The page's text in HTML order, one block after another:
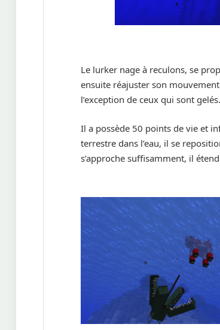
Le lurker nage à reculons, se
ensuite réajuster son
l’exception de ceux qui sont gelés.
Il a possède 50 points de vie et
terrestre dans l’eau, il se
s’approche suffisamment, il